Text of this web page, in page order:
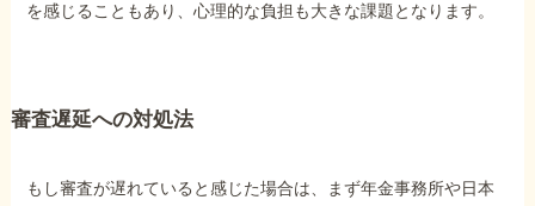
を感じることもあり、心理的な負担も大きな課題となります。
審査遅延への対処法
もし審査が遅れていると感じた場合は、まず年金事務所や日本